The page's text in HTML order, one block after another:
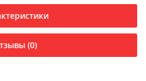
(0)